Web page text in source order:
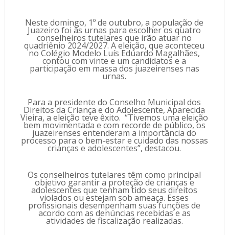
Neste domingo, 1º de outubro, a população de
Juazeiro foi às urnas para escolher os quatro
conselheiros tutelares que irão atuar no
quadriênio 2024/2027. A eleição, que aconteceu
no Colégio Modelo Luís Eduardo Magalhães,
contou com vinte e um candidatos e a
participação em massa dos juazeirenses nas
urnas.
Para a presidente do Conselho Municipal dos
Direitos da Criança e do Adolescente, Aparecida
Vieira, a eleição teve êxito. “Tivemos uma eleição
bem movimentada e com recorde de público, os
juazeirenses entenderam a importância do
processo para o bem-estar e cuidado das nossas
crianças e adolescentes”, destacou.
Os conselheiros tutelares têm como principal
objetivo garantir a proteção de crianças e
adolescentes que tenham tido seus direitos
violados ou estejam sob ameaça. Esses
profissionais desempenham suas funções de
acordo com as denúncias recebidas e as
atividades de fiscalização realizadas.